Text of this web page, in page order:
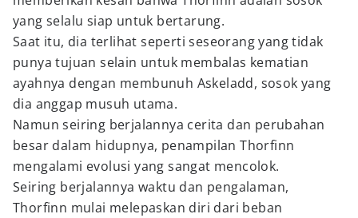
yang selalu siap untuk bertarung.
Saat itu, dia terlihat seperti seseorang yang tidak
punya tujuan selain untuk membalas kematian
ayahnya dengan membunuh Askeladd, sosok yang
dia anggap musuh utama.
Namun seiring berjalannya cerita dan perubahan
besar dalam hidupnya, penampilan Thorfinn
mengalami evolusi yang sangat mencolok.
Seiring berjalannya waktu dan pengalaman,
Thorfinn mulai melepaskan diri dari beban